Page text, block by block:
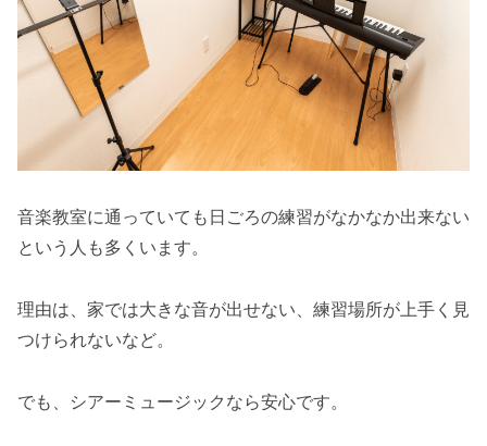
音楽教室に通っていても日ごろの練習がなかなか出来ない
という人も多くいます。
理由は、家では大きな音が出せない、練習場所が上手く見
つけられないなど。
でも、シアーミュージックなら安心です。